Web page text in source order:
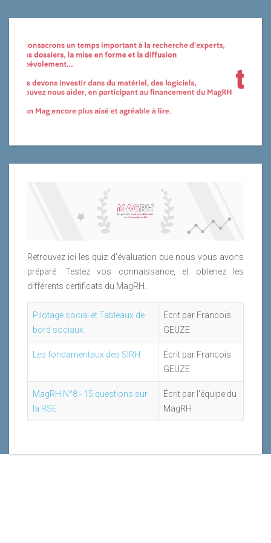
Retrouvez ici les quiz d'évaluation que nous vous avons
préparé. Testez vos connaissance, et obtenez les
différents certificats du MagRH.
Pilotage social et Tableaux de
bord sociaux
Écrit par Francois
GEUZE
Les fondamentaux des SIRH
Écrit par Francois
GEUZE
MagRH N°8 - 15 questions sur
la RSE
Écrit par l'équipe du
MagRH